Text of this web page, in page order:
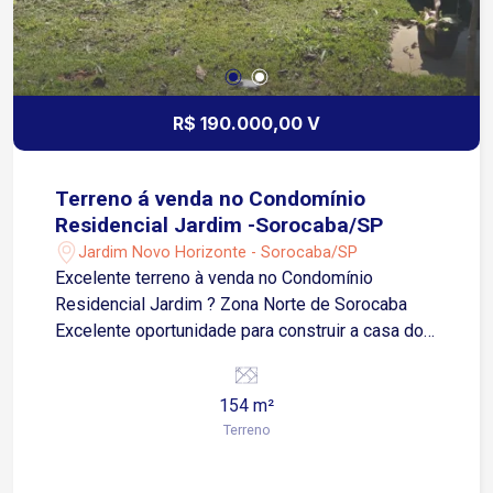
R$ 190.000,00 V
Terreno á venda no Condomínio
Residencial Jardim -Sorocaba/SP
Jardim Novo Horizonte - Sorocaba/SP
Excelente terreno à venda no Condomínio
Residencial Jardim ? Zona Norte de Sorocaba
Excelente oportunidade para construir a casa dos
crescem na Zona Norte de Sorocaba! Terreno
plano com 154 m², medindo 7 metros de frente
por 22 metros de profundidade, ideal para um
154 m²
Terreno